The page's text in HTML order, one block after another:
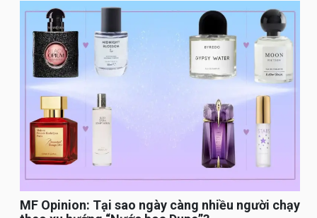
MF Opinion: Tại sao ngày càng nhiều người chạy